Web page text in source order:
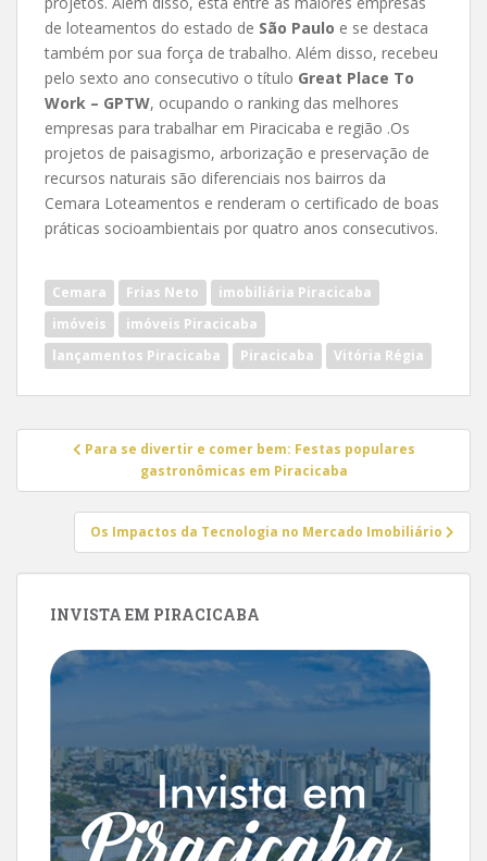
de loteamentos do estado de São Paulo e se destaca
também por sua força de trabalho. Além disso, recebeu
pelo sexto ano consecutivo o título Great Place To
Work – GPTW, ocupando o ranking das melhores
empresas para trabalhar em Piracicaba e região .Os
projetos de paisagismo, arborização e preservação de
recursos naturais são diferenciais nos bairros da
Cemara Loteamentos e renderam o certificado de boas
práticas socioambientais por quatro anos consecutivos.
Cemara Frias Neto
imobiliária Piracicaba
imóveis
imóveis Piracicaba
lançamentos Piracicaba
Piracicaba Vitória Régia
Navegação
Post
Para se divertir e comer bem: Festas populares
gastronômicas em Piracicaba
Os Impactos da Tecnologia no Mercado Imobiliário
INVISTA EM PIRACICABA